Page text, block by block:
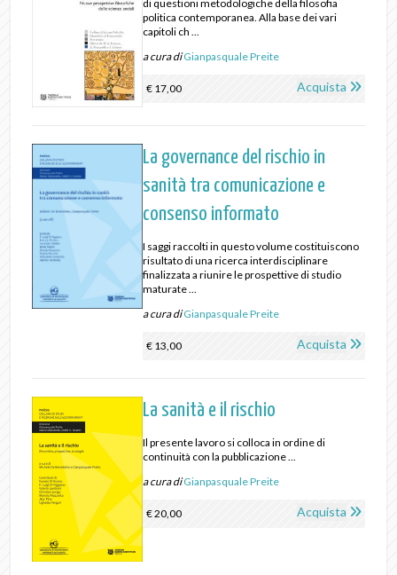
di questioni metodologiche della filosofia
politica contemporanea. Alla base dei vari
capitoli ch ...
a cura diGianpasquale Preite
€ 17,00 Acquista
La governance del rischio in
sanità tra comunicazione e
consenso informato
I saggi raccolti in questo volume costituiscono
risultato di una ricerca interdisciplinare
finalizzata a riunire le prospettive di studio
maturate ...
a cura diGianpasquale Preite
€ 13,00 Acquista
La sanità e il rischio
Il presente lavoro si colloca in ordine di
continuità con la pubblicazione ...
a cura diGianpasquale Preite
€ 20,00 Acquista